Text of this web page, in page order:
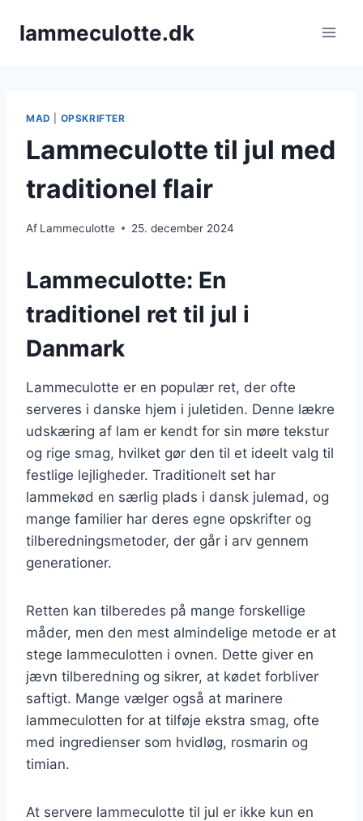
lammeculotte.dk
MAD OPSKRIFTER
Lammeculotte til jul med
traditionel flair
Af Lammeculotte 25. december 2024
Lammeculotte: En
traditionel ret til jul i
Danmark
Lammeculotte er en populær ret, der ofte
serveres i danske hjem i juletiden. Denne lækre
udskæring af lam er kendt for sin møre tekstur
og rige smag, hvilket gør den til et ideelt valg til
festlige lejligheder. Traditionelt set har
lammekød en særlig plads i dansk julemad, og
mange familier har deres egne opskrifter og
tilberedningsmetoder, der går i arv gennem
generationer.
Retten kan tilberedes på mange forskellige
måder, men den mest almindelige metode er at
stege lammeculotten i ovnen. Dette giver en
jævn tilberedning og sikrer, at kødet forbliver
saftigt. Mange vælger også at marinere
lammeculotten for at tilføje ekstra smag, ofte
med ingredienser som hvidløg, rosmarin og
timian.
At servere lammeculotte til jul er ikke kun en